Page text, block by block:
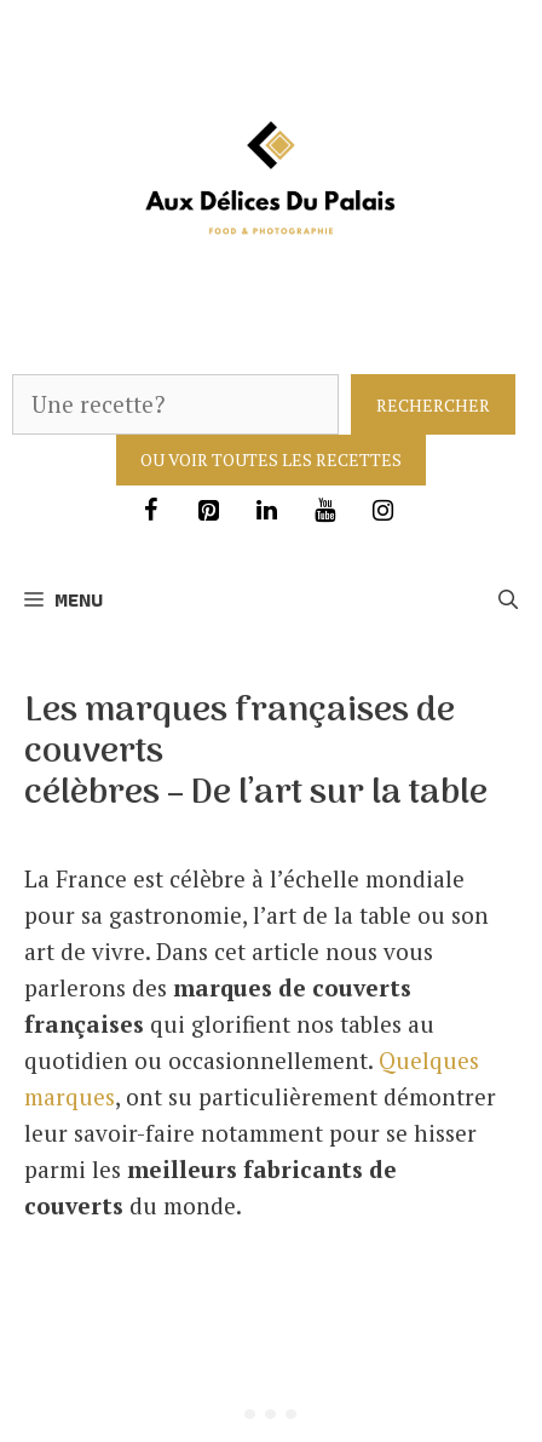
e
c
h
r
RECHERCHER
OU VOIR TOUTES LES RECETTES
MENU
Les marques françaises de
couverts
célèbres – De l’art sur la table
La France est célèbre à l’échelle mondiale
pour sa gastronomie, l’art de la table ou son
art de vivre. Dans cet article nous vous
parlerons des marques de couverts
françaises qui glorifient nos tables au
quotidien ou occasionnellement. Quelques
marques, ont su particulièrement démontrer
leur savoir-faire notamment pour se hisser
parmi les meilleurs fabricants de
couverts du monde.